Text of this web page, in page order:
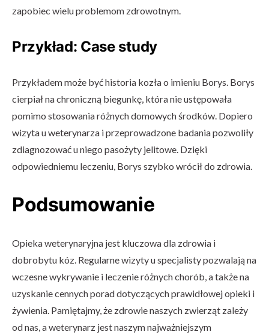
zapobiec wielu problemom zdrowotnym.
Przykład: Case study
Przykładem może być historia kozła o imieniu Borys. Borys
cierpiał na chroniczną biegunkę, która nie ustępowała
pomimo stosowania różnych domowych środków. Dopiero
wizyta u weterynarza i przeprowadzone badania pozwoliły
zdiagnozować u niego pasożyty jelitowe. Dzięki
odpowiedniemu leczeniu, Borys szybko wrócił do zdrowia.
Podsumowanie
Opieka weterynaryjna jest kluczowa dla zdrowia i
dobrobytu kóz. Regularne wizyty u specjalisty pozwalają na
wczesne wykrywanie i leczenie różnych chorób, a także na
uzyskanie cennych porad dotyczących prawidłowej opieki i
żywienia. Pamiętajmy, że zdrowie naszych zwierząt zależy
od nas, a weterynarz jest naszym najważniejszym